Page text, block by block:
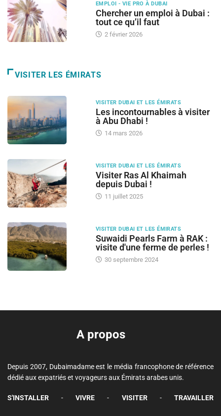
EMPLOI - VIE PRO À DUBAI
Chercher un emploi à Dubai :
tout ce qu’il faut
2 février 2026
VISITER LES ÉMIRATS
VISITER DUBAI ET LES ÉMIRATS
Les incontournables à visiter
à Abu Dhabi !
14 mars 2026
VISITER DUBAI ET LES ÉMIRATS
Visiter Ras Al Khaimah
depuis Dubai !
11 juillet 2025
VISITER DUBAI ET LES ÉMIRATS
Suwaidi Pearls Farm à RAK :
visite d'une ferme de perles !
30 septembre 2024
A propos
Depuis 2007, Dubaimadame est le média francophone de référence
dédié aux expatriés et voyageurs aux Émirats arabes unis.
S'INSTALLER - VIVRE - VISITER - TRAVAILLER